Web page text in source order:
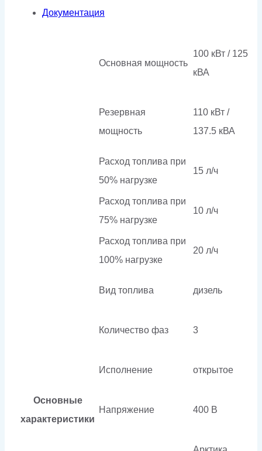
Документация
Основные
характеристики
Основная мощность
100 кВт / 125
кВА
Резервная
мощность
110 кВт /
137.5 кВА
Расход топлива при
50% нагрузке
15 л/ч
Расход топлива при
75% нагрузке
10 л/ч
Расход топлива при
100% нагрузке
20 л/ч
Вид топлива дизель
Количество фаз 3
Исполнение открытое
Напряжение 400 В